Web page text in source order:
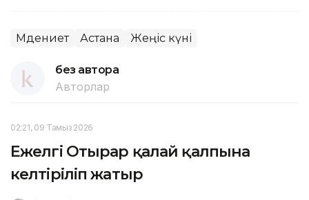
Мәдениет Астана Жеңіс күні
без автора
Авторлар
02:21, 09 Тамыз 2026
Ежелгі Отырар қалай қалпына
келтіріліп жатыр